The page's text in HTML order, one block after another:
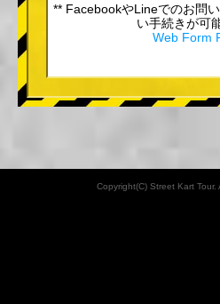
** FacebookやLineでのお問
い手続きが可
Web Form
Copyright(C) Street Kart Tour.